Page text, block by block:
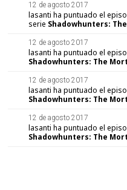
12 de agosto 2017
lasanti ha puntuado el
serie Shadowhunters:
12 de agosto 2017
lasanti ha puntuado el
Shadowhunters: The
12 de agosto 2017
lasanti ha puntuado el
Shadowhunters: The
12 de agosto 2017
lasanti ha puntuado el
Shadowhunters: The